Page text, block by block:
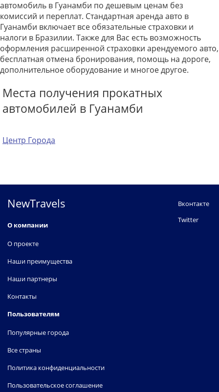
автомобиль в Гуанамби по дешевым ценам без
комиссий и переплат. Стандартная аренда авто в
Гуанамби включает все обязательные страховки и
налоги в Бразилии. Также для Вас есть возможность
оформления расширенной страховки арендуемого авто,
бесплатная отмена бронирования, помощь на дороге,
дополнительное оборудование и многое другое.
Места получения прокатных
автомобилей в Гуанамби
Центр Города
NewTravels
О компании
О проекте
Наши преимущества
Наши партнеры
Контакты
Пользователям
Популярные города
Все страны
Политика конфиденциальности
Пользовательское соглашение
Вконтакте
Twitter